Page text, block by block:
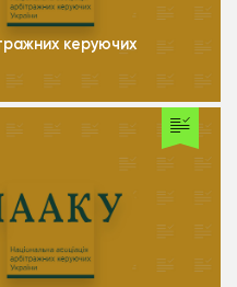
керуючих